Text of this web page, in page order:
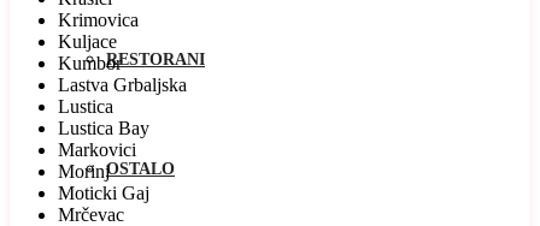
RESTORANI
OSTALO
Krimovica
Kuljace
Kumbor
Lastva Grbaljska
Lustica
Lustica Bay
Markovici
Morinj
Moticki Gaj
Mrčevac